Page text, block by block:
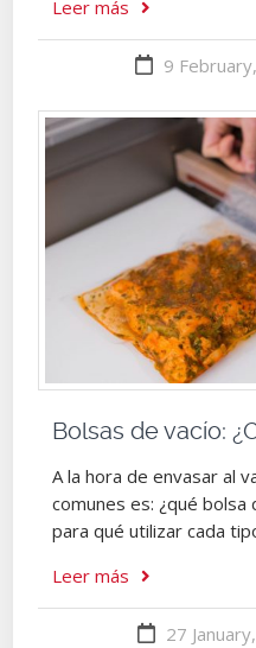
Leer más
9
Bolsas de vacío:
A la hora de envasar al
comunes es: ¿qué bolsa
para qué utilizar cada
Leer más
27